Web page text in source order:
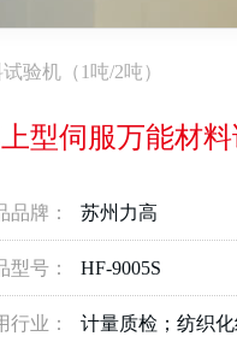
验机（1吨/2吨）
型伺服万能材料
品牌： 苏州力高
型号： HF-9005S
行业：
计量质检；纺织